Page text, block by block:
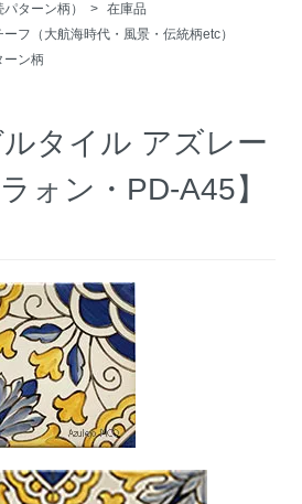
ターン柄） > 在庫品
フ（大航海時代・風景・伝統柄etc）
ーン柄
タイル アズレー
ォン・PD-A45】